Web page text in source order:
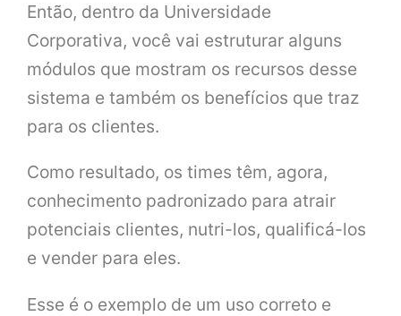
Então, dentro da Universidade
Corporativa, você vai estruturar alguns
módulos que mostram os recursos desse
sistema e também os benefícios que traz
para os clientes.
Como resultado, os times têm, agora,
conhecimento padronizado para atrair
potenciais clientes, nutri-los, qualificá-los
e vender para eles.
Esse é o exemplo de um uso correto e